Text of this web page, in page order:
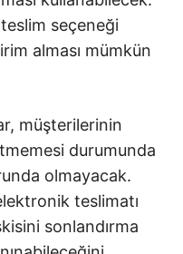
teslim seçeneği
alması mümkün
müşterilerinin
durumunda
olmayacak.
teslimatı
sonlandırma